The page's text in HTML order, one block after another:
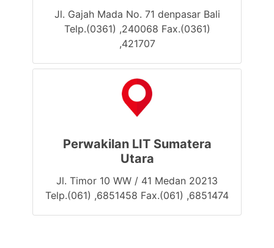
Jl. Gajah Mada No. 71 denpasar Bali
Telp.(0361) ,240068 Fax.(0361)
,421707
Perwakilan LIT Sumatera
Utara
Jl. Timor 10 WW / 41 Medan 20213
Telp.(061) ,6851458 Fax.(061) ,6851474